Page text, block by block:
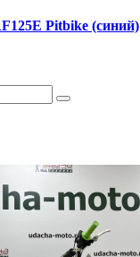
Pitbike (синий)